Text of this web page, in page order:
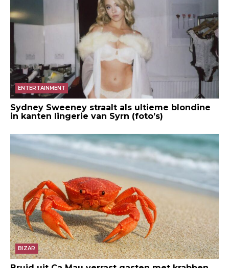
ENTERTAINMENT
Sydney Sweeney straalt als ultieme blondine
in kanten lingerie van Syrn (foto’s)
BIZAR